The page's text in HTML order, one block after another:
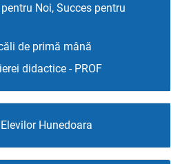
Noi, Succes pentru
de primă mână
didactice - PROF
Hunedoara